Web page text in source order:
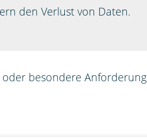
den Verlust von Daten.
besondere